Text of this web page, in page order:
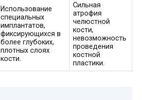
Использование
специальных
имплантатов,
фиксирующихся в
более глубоких,
плотных слоях
кости.
Сильная
атрофия
челюстной
кости,
невозможность
проведения
костной
пластики.